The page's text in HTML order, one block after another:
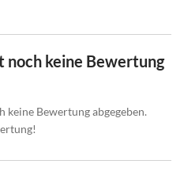
noch keine Bewertung
Bewertung abgegeben.